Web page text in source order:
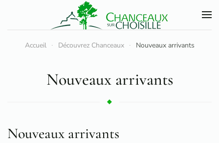
Accéder au contenu principal
Accueil Découvrez Chanceaux Nouveaux arrivants
Nouveaux arrivants
Nouveaux arrivants